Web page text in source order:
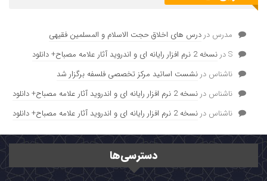
مدرس در درس های اخلاق حجت الاسلام و المسلمین فقیهی
Sدر نسخه 2 نرم افزار رایانه ای و اندروید آثار علامه مصباح+ دانلود
ناشناس در نشست اساتید مرکز تخصصی فلسفه برگزار شد
ناشناس در نسخه 2 نرم افزار رایانه ای و اندروید آثار علامه مصباح+ دانلود
ناشناس در نسخه 2 نرم افزار رایانه ای و اندروید آثار علامه مصباح+ دانلود
دسترسی‌ها